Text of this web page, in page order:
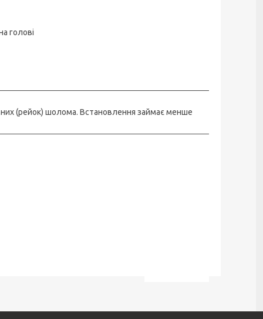
голові
(рейок) шолома. Встановлення займає менше